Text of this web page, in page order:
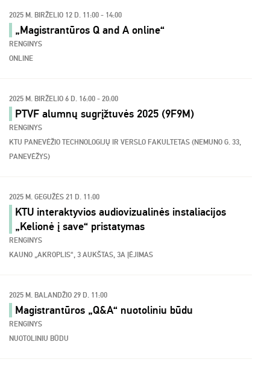
2025 M. BIRŽELIO 12 D. 11:00 - 14:00
„Magistrantūros Q and A online“
RENGINYS
ONLINE
2025 M. BIRŽELIO 6 D. 16:00 - 20:00
PTVF alumnų sugrįžtuvės 2025 (9F9M)
RENGINYS
KTU PANEVĖŽIO TECHNOLOGIJŲ IR VERSLO FAKULTETAS (NEMUNO G. 33,
PANEVĖŽYS)
2025 M. GEGUŽĖS 21 D. 11:00
KTU interaktyvios audiovizualinės instaliacijos
„Kelionė į save“ pristatymas
RENGINYS
KAUNO „AKROPLIS“, 3 AUKŠTAS, 3A ĮĖJIMAS
2025 M. BALANDŽIO 29 D. 11:00
Magistrantūros „Q&A“ nuotoliniu būdu
RENGINYS
NUOTOLINIU BŪDU